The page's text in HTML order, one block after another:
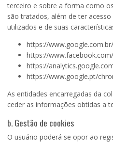
terceiro e sobre a forma como
são tratados, além de ter
utilizados e de suas
https://www.google.com.br/
https://www.facebook.com/
https://
https://www.google.pt/
As entidades encarregadas da
ceder as informações obtidas a
b. Gestão de cookies
O usuário poderá se opor ao